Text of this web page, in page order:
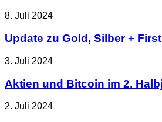
8. Juli 2024
Update zu Gold, Silber +
3. Juli 2024
Aktien und Bitcoin im 2.
2. Juli 2024